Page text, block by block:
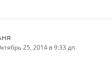
25, 2014 в 9:33 дп